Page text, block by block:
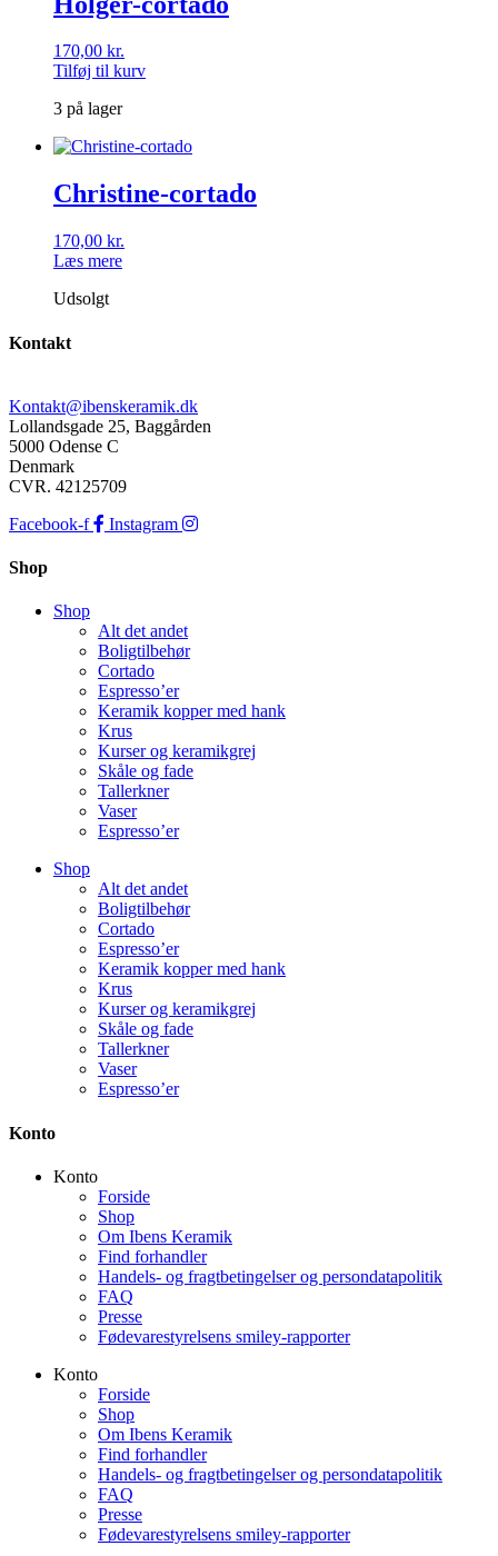
170,00 kr.
Tilføj til kurv
3 på lager
Christine-cortado
170,00 kr.
Læs mere
Udsolgt
Kontakt
Kontakt@ibenskeramik.dk
Lollandsgade 25, Baggården
5000 Odense C
Denmark
CVR. 42125709
Facebook-f
Instagram
Shop
Shop
Alt det andet
Boligtilbehør
Cortado
Espresso’er
Keramik kopper med hank
Krus
Kurser og keramikgrej
Skåle og fade
Tallerkner
Vaser
Espresso’er
Shop
Alt det andet
Boligtilbehør
Cortado
Espresso’er
Keramik kopper med hank
Krus
Kurser og keramikgrej
Skåle og fade
Tallerkner
Vaser
Espresso’er
Konto
Konto
Forside
Shop
Om Ibens Keramik
Find forhandler
Handels- og fragtbetingelser og persondatapolitik
FAQ
Presse
Fødevarestyrelsens smiley-rapporter
Konto
Forside
Shop
Om Ibens Keramik
Find forhandler
Handels- og fragtbetingelser og persondatapolitik
FAQ
Presse
Fødevarestyrelsens smiley-rapporter